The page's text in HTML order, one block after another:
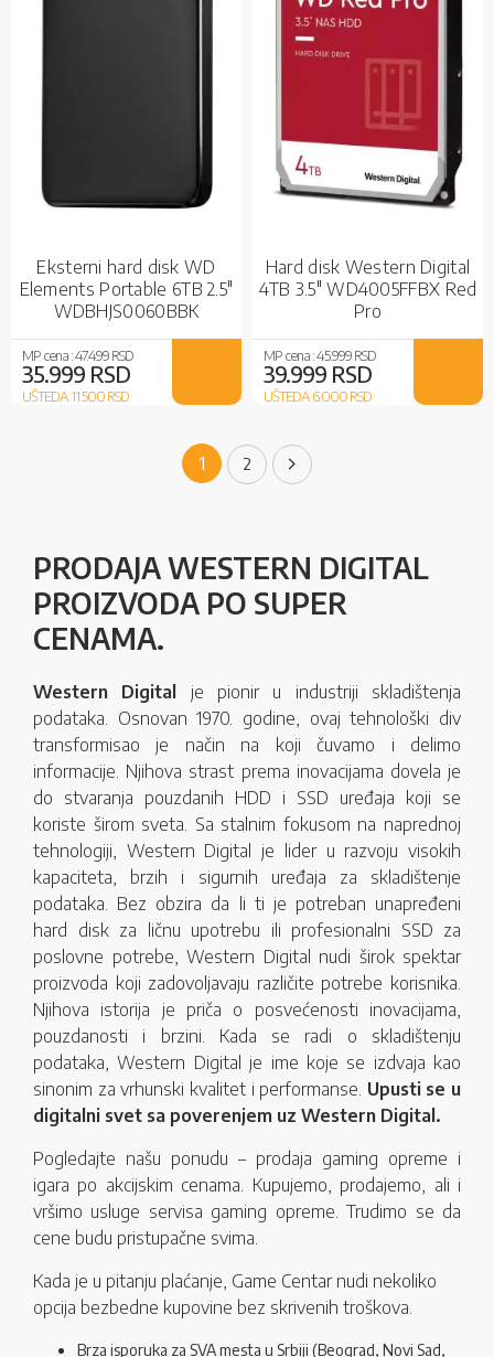
Eksterni hard disk WD
Elements Portable 6TB 2.5"
WDBHJS0060BBK
MP cena :47.499 RSD
35.999 RSD
UŠTEDA 11.500RSD
Hard disk Western Digital
4TB 3.5" WD4005FFBX Red
Pro
MP cena :45.999 RSD
39.999 RSD
UŠTEDA 6.000RSD
Page
You're currently reading page
1 Page
2 Page
Sledeće
PRODAJA WESTERN DIGITAL
PROIZVODA PO SUPER
CENAMA.
Western Digital
je pionir u industriji skladištenja
podataka. Osnovan 1970. godine, ovaj tehnološki div
transformisao je način na koji čuvamo i delimo
informacije. Njihova strast prema inovacijama dovela je
do stvaranja pouzdanih HDD i SSD uređaja koji se
koriste širom sveta. Sa stalnim fokusom na naprednoj
tehnologiji, Western Digital je lider u razvoju visokih
kapaciteta, brzih i sigurnih uređaja za skladištenje
podataka. Bez obzira da li ti je potreban unapređeni
hard disk za ličnu upotrebu ili profesionalni SSD za
poslovne potrebe, Western Digital nudi širok spektar
proizvoda koji zadovoljavaju različite potrebe korisnika.
Njihova istorija je priča o posvećenosti inovacijama,
pouzdanosti i brzini. Kada se radi o skladištenju
podataka, Western Digital je ime koje se izdvaja kao
sinonim za vrhunski kvalitet i performanse. Upusti se u
digitalni svet sa poverenjem uz Western Digital.
Pogledajte našu ponudu – prodaja gaming opreme i
igara po akcijskim cenama. Kupujemo, prodajemo, ali i
vršimo usluge servisa gaming opreme. Trudimo se da
cene budu pristupačne svima.
Kada je u pitanju plaćanje, Game Centar nudi nekoliko
opcija bezbedne kupovine bez skrivenih troškova.
Brza isporuka za SVA mesta u Srbiji (Beograd, Novi Sad,